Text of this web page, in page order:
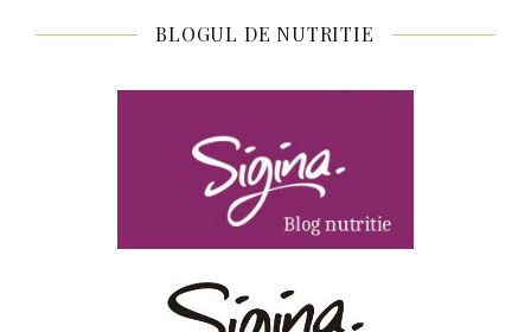
BLOGUL DE NUTRITIE